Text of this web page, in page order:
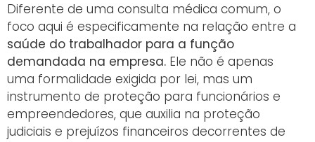
Diferente de uma consulta médica comum, o
foco aqui é especificamente na relação entre a
saúde do trabalhador para a função
demandada na empresa. Ele não é apenas
uma formalidade exigida por lei, mas um
instrumento de proteção para funcionários e
empreendedores, que auxilia na proteção
judiciais e prejuízos financeiros decorrentes de